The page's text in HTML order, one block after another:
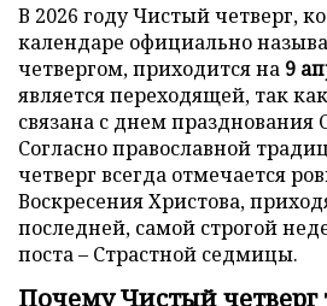
В 2026 году Чистый четверг,
календаре официально
четвергом, приходится на 9
является переходящей, так
связана с днем празднования
Согласно православной
четверг всегда отмечается
Воскресения Христова,
последней, самой строгой
поста – Страстной седмицы.
Почему Чистый четверг